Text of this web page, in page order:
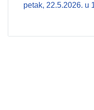
petak, 22.5.2026. u